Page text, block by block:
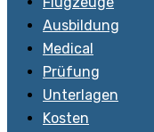
Ausbildung
Medical
Prüfung
Unterlagen
Kosten